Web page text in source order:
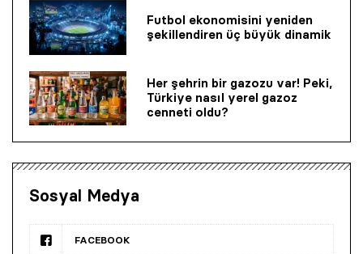
Futbol ekonomisini yeniden
şekillendiren üç büyük dinamik
Her şehrin bir gazozu var! Peki,
Türkiye nasıl yerel gazoz
cenneti oldu?
Sosyal Medya
FACEBOOK